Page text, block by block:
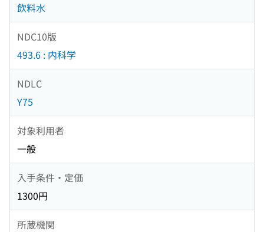
飲料水
NDC10版
493.6 : 内科学
NDLC
Y75
対象利用者
一般
入手条件・定価
1300円
所蔵機関